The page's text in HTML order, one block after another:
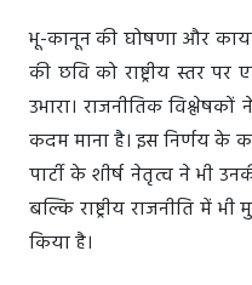
भू-कानून की घोषणा और
की छवि को राष्ट्रीय स्तर
उभारा। राजनीतिक
कदम माना है। इस निर्णय के
पार्टी के शीर्ष नेतृत्व ने भी
बल्कि राष्ट्रीय राजनीति में
किया है।